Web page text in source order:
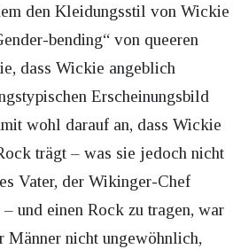
den Kleidungsstil von Wickie
bending“ von queeren
dass Wickie angeblich
Erscheinungsbild
wohl darauf an, dass Wickie
trägt – was sie jedoch nicht
Vater, der Wikinger-Chef
und einen Rock zu tragen, war
Männer nicht ungewöhnlich,